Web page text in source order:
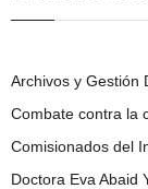
Archivos y Gestión
Combate contra la
Comisionados del
Doctora Eva Abaid